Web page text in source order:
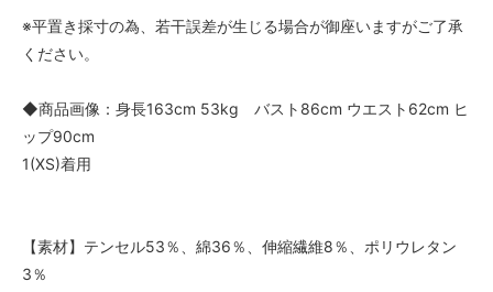
※平置き採寸の為、若干誤差が生じる場合が御座いますがご了承
ください。
◆商品画像：身長163cm 53kg バスト86cm ウエスト62cm ヒ
ップ90cm
1(XS)着用
【素材】テンセル53％、綿36％、伸縮繊維8％、ポリウレタン
3％